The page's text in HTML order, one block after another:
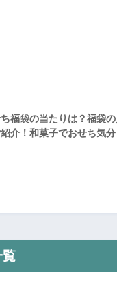
福袋の当たりは？福袋
介！和菓子でおせち気分
覧